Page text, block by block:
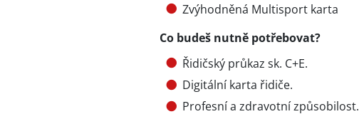
Zvýhodněná Multisport karta
Co budeš nutně potřebovat?
Řidičský průkaz sk. C+E.
Digitální karta řidiče.
Profesní a zdravotní způsobilost.